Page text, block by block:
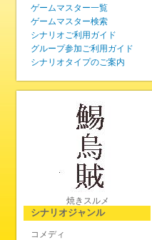
ゲームマスター一覧
ゲームマスター検索
シナリオご利用ガイド
グループ参加ご利用ガイド
シナリオタイプのご案内
焼きスルメ
シナリオジャンル
コメディ